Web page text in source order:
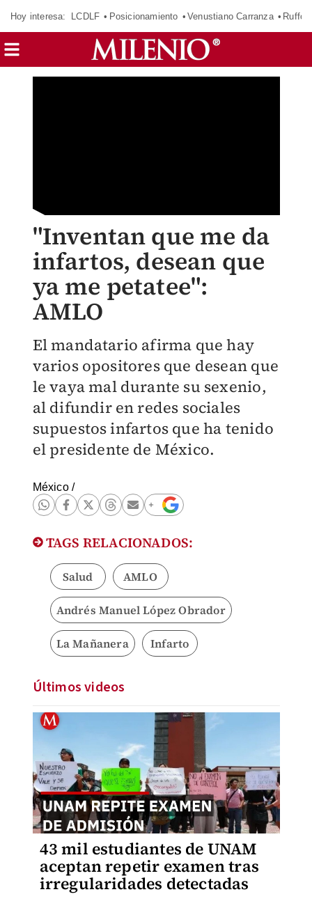
Hoy interesa: LCDLF Posicionamiento Venustiano Carranza Ruffo
"Inventan que me da
infartos, desean que
ya me petatee":
AMLO
El mandatario afirma que hay
varios opositores que desean que
le vaya mal durante su sexenio,
al difundir en redes sociales
supuestos infartos que ha tenido
el presidente de México.
México/
TAGS RELACIONADOS:
Salud AMLO
Andrés Manuel López Obrador
La Mañanera Infarto
Últimos videos
43 mil estudiantes de UNAM
aceptan repetir examen tras
irregularidades detectadas